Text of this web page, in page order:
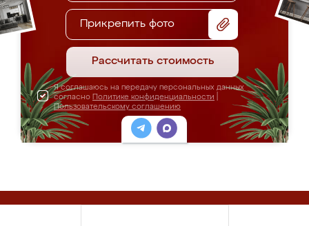
Прикрепить фото
Рассчитать стоимость
Я соглашаюсь на передачу персональных данных
согласно Политике конфиденциальности
Пользовательскому соглашению